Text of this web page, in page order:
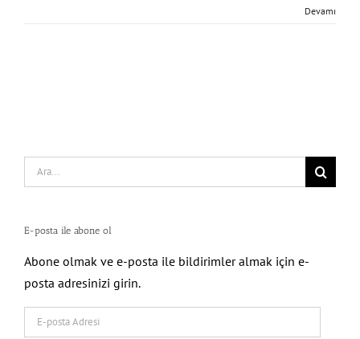
Devamı
Search
for:
E-posta ile abone ol
Abone olmak ve e-posta ile bildirimler almak için e-
posta adresinizi girin.